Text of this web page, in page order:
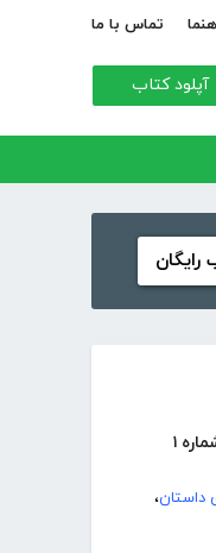
تماس با ما
آپلود کتاب
رایگان
۱
داستان،